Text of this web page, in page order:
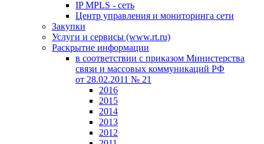
IP MPLS - сеть
Центр управления и мониторинга сети
Закупки
Услуги и сервисы (www.rt.ru)
Раскрытие информации
в соответствии с приказом Министерства
связи и массовых коммуникаций РФ
от 28.02.2011 № 21
2016
2015
2014
2013
2012